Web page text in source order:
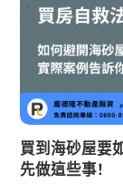
買到海砂屋要
先做這些事！